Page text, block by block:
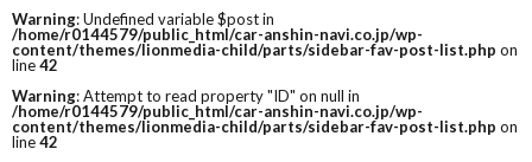
Warning: Undefined variable $post in
/home/r0144579/public_html/car-anshin-navi.co.jp/wp-
content/themes/lionmedia-child/parts/sidebar-fav-post-list.php on
line42
Warning: Attempt to read property "ID" on null in
/home/r0144579/public_html/car-anshin-navi.co.jp/wp-
content/themes/lionmedia-child/parts/sidebar-fav-post-list.php on
line42